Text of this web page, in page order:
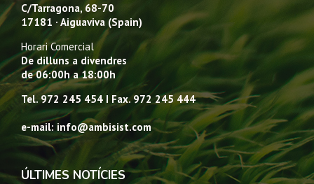
C/Tarragona, 68-70
17181 · Aiguaviva (Spain)
Horari Comercial
De dilluns a divendres
de 06:00h a 18:00h
Tel. 972 245 454 I Fax. 972 245 444
e-mail: info@ambisist.com
ÚLTIMES NOTÍCIES